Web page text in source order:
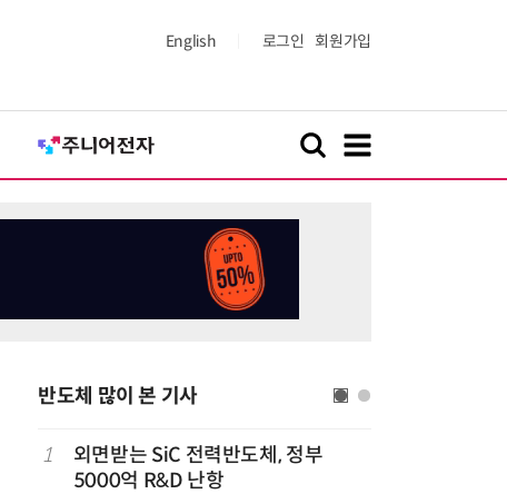
English 로그인 회원가입
반도체 많이 본 기사
1
외면받는 SiC 전력반도체, 정부
5000억 R&D 난항